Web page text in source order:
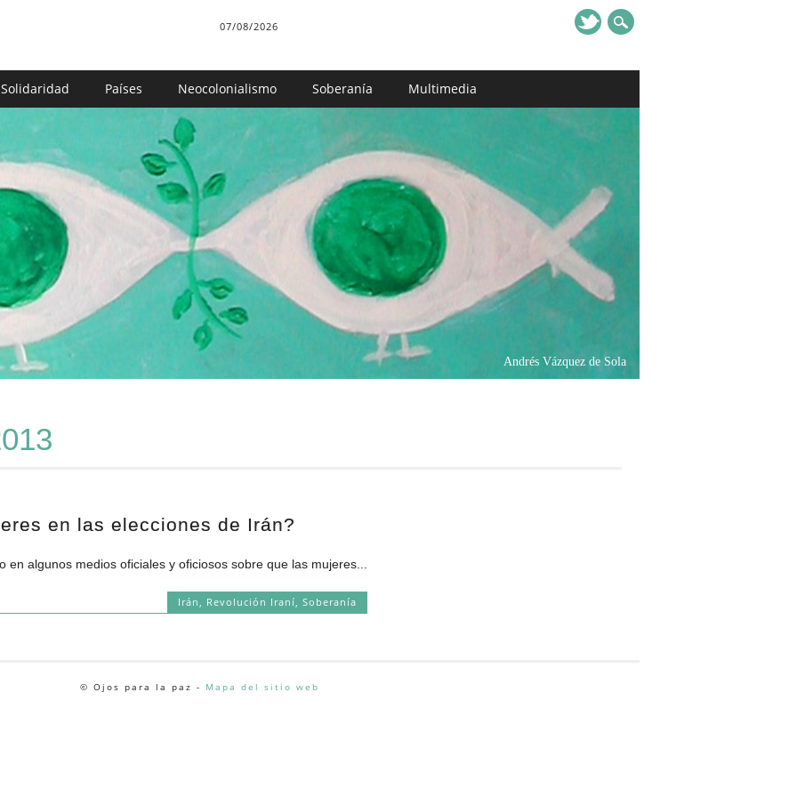
07/08/2026
Solidaridad Países Neocolonialismo Soberanía Multimedia
Andrés Vázquez de Sola
en las elecciones de Irán?
en algunos medios oficiales y oficiosos sobre que las mujeres...
Irán, Revolución Iraní,Soberanía
© Ojos para la paz - Mapa del sitio web